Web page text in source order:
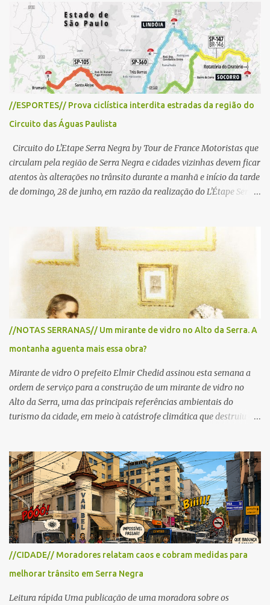
i
o
//ESPORTES// Prova ciclística interdita estradas da região do
Circuito das Águas Paulista
Circuito do L'Etape Serra Negra by Tour de France Motoristas que
circulam pela região de Serra Negra e cidades vizinhas devem ficar
atentos às alterações no trânsito durante a manhã e início da tarde
de domingo, 28 de junho, em razão da realização do L'Étape Serra
reunirá atletas de diferentes regiões do país e terá percursos
passando pelos municípios de Serra Negra, Amparo, Monte Alegre
do Sul, Lindoia e Socorro. Para garantir a segurança dos
participantes e do público, diversos trechos de rodovias e estradas
da região serão interditados temporariamente ao longo da prova.
A largada será na Rua Coronel Pedro Penteado, em Serra Negra,
para cerca de 2.000 ciclistas, às 6h30. De acordo com o
cronograma da organização e de todas as prefeituras envolvidas,
as interdições ocorrerão de forma programada e os trechos serão
//NOTAS SERRANAS// Um mirante de vidro no Alto da Serra. A
montanha aguenta mais essa obra?
Mirante de vidro O prefeito Elmir Chedid assinou esta semana a
ordem de serviço para a construção de um mirante de vidro no
Alto da Serra, uma das principais referências ambientais do
turismo da cidade, em meio à catástrofe climática que destruiu o
ambiental nas políticas públicas. Preservação permanente O Alto
da Serra está localizado em uma das Áreas de Preservação
Permanente no município, chamadas de APP no Código Florestal
Brasileiro, Lei nº 12.651/12. As APPS são protegidas com a função
ambiental de preservar os recursos hídricos, a paisagem, a
proteção do solo e a biodiversidade para assegurar a qualidade de
vida da população. No local já estão instaladas torres de
transmissão de televisão e telefonia celular, contêineres de uso
comercial, sanitário público, pequenas construções e uma rampa
//CIDADE// Moradores relatam caos e cobram medidas para
melhorar trânsito em Serra Negra
Leitura rápida Uma publicação de uma moradora sobre os